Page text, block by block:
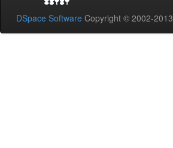
DSpace Software Copyright © 2002-2013